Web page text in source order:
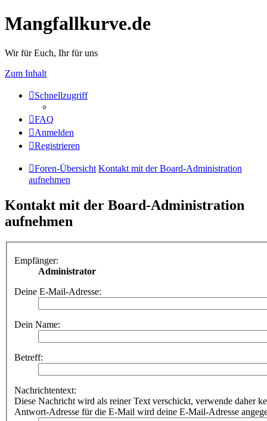
Mangfallkurve.de
Wir für Euch, Ihr für uns
Zum Inhalt
Schnellzugriff
FAQ
Anmelden
Registrieren
Foren-Übersicht Kontakt mit der Board-Administration
aufnehmen
Kontakt mit der Board-Administration
aufnehmen
Empfänger:
Administrator
Deine E-Mail-Adresse:
Dein Name:
Betreff:
Nachrichtentext:
Diese Nachricht wird als reiner Text verschickt, verwende daher
Antwort-Adresse für die E-Mail wird deine E-Mail-Adresse